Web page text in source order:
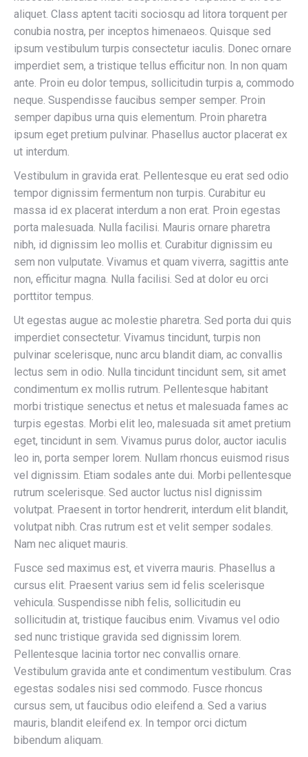
aliquet. Class aptent taciti sociosqu ad litora torquent per
conubia nostra, per inceptos himenaeos. Quisque sed
ipsum vestibulum turpis consectetur iaculis. Donec ornare
imperdiet sem, a tristique tellus efficitur non. In non quam
ante. Proin eu dolor tempus, sollicitudin turpis a, commodo
neque. Suspendisse faucibus semper semper. Proin
semper dapibus urna quis elementum. Proin pharetra
ipsum eget pretium pulvinar. Phasellus auctor placerat ex
ut interdum.
Vestibulum in gravida erat. Pellentesque eu erat sed odio
tempor dignissim fermentum non turpis. Curabitur eu
massa id ex placerat interdum a non erat. Proin egestas
porta malesuada. Nulla facilisi. Mauris ornare pharetra
nibh, id dignissim leo mollis et. Curabitur dignissim eu
sem non vulputate. Vivamus et quam viverra, sagittis ante
non, efficitur magna. Nulla facilisi. Sed at dolor eu orci
porttitor tempus.
Ut egestas augue ac molestie pharetra. Sed porta dui quis
imperdiet consectetur. Vivamus tincidunt, turpis non
pulvinar scelerisque, nunc arcu blandit diam, ac convallis
lectus sem in odio. Nulla tincidunt tincidunt sem, sit amet
condimentum ex mollis rutrum. Pellentesque habitant
morbi tristique senectus et netus et malesuada fames ac
turpis egestas. Morbi elit leo, malesuada sit amet pretium
eget, tincidunt in sem. Vivamus purus dolor, auctor iaculis
leo in, porta semper lorem. Nullam rhoncus euismod risus
vel dignissim. Etiam sodales ante dui. Morbi pellentesque
rutrum scelerisque. Sed auctor luctus nisl dignissim
volutpat. Praesent in tortor hendrerit, interdum elit blandit,
volutpat nibh. Cras rutrum est et velit semper sodales.
Nam nec aliquet mauris.
Fusce sed maximus est, et viverra mauris. Phasellus a
cursus elit. Praesent varius sem id felis scelerisque
vehicula. Suspendisse nibh felis, sollicitudin eu
sollicitudin at, tristique faucibus enim. Vivamus vel odio
sed nunc tristique gravida sed dignissim lorem.
Pellentesque lacinia tortor nec convallis ornare.
Vestibulum gravida ante et condimentum vestibulum. Cras
egestas sodales nisi sed commodo. Fusce rhoncus
cursus sem, ut faucibus odio eleifend a. Sed a varius
mauris, blandit eleifend ex. In tempor orci dictum
bibendum aliquam.